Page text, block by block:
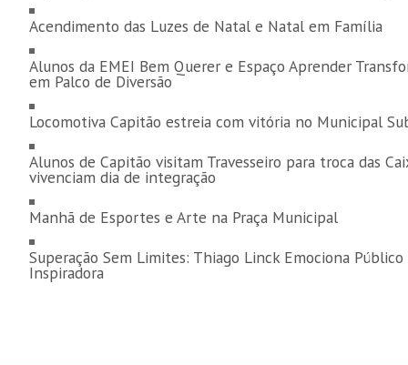
Acendimento das Luzes de Natal e Natal em Família
Alunos da EMEI Bem Querer e Espaço Aprender
em Palco de Diversão
Locomotiva Capitão estreia com vitória no Municipal
Alunos de Capitão visitam Travesseiro para troca das
vivenciam dia de integração
Manhã de Esportes e Arte na Praça Municipal
Superação Sem Limites: Thiago Linck Emociona
Inspiradora